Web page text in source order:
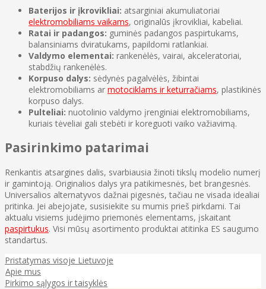
Baterijos ir įkrovikliai: atsarginiai akumuliatoriai
elektromobiliams vaikams, originalūs įkrovikliai, kabeliai.
Ratai ir padangos: guminės padangos paspirtukams,
balansiniams dviratukams, papildomi ratlankiai.
Valdymo elementai: rankenėlės, vairai, akceleratoriai,
stabdžių rankenėlės.
Korpuso dalys: sėdynės pagalvėlės, žibintai
elektromobiliams ar motociklams ir keturračiams, plastikinės
korpuso dalys.
Pulteliai: nuotolinio valdymo įrenginiai elektromobiliams,
kuriais tėveliai gali stebėti ir koreguoti vaiko važiavimą.
Pasirinkimo patarimai
Renkantis atsargines dalis, svarbiausia žinoti tikslų modelio numerį
ir gamintoją. Originalios dalys yra patikimesnės, bet brangesnės.
Universalios alternatyvos dažnai pigesnės, tačiau ne visada idealiai
pritinka. Jei abejojate, susisiekite su mumis prieš pirkdami. Tai
aktualu visiems judėjimo priemonės elementams, įskaitant
paspirtukus. Visi mūsų asortimento produktai atitinka ES saugumo
standartus.
Pristatymas visoje Lietuvoje
Apie mus
Pirkimo sąlygos ir taisyklės